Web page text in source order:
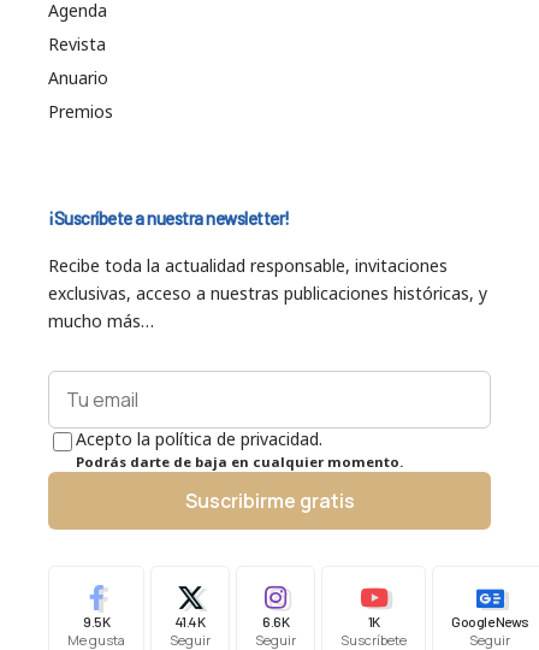
Agenda
Revista
Anuario
Premios
¡Suscríbete a nuestra newsletter!
Recibe toda la actualidad responsable, invitaciones
exclusivas, acceso a nuestras publicaciones históricas, y
mucho más…
Acepto la política de privacidad.
Podrás darte de baja en cualquier momento.
Suscribirme gratis
9.5K
Me gusta
41.4K
Seguir
6.6K
Seguir
1K
Suscríbete
Google News
Seguir